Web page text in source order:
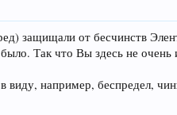
защищали от бесчинств
Так что Вы здесь не очень
виду, например, беспредел,